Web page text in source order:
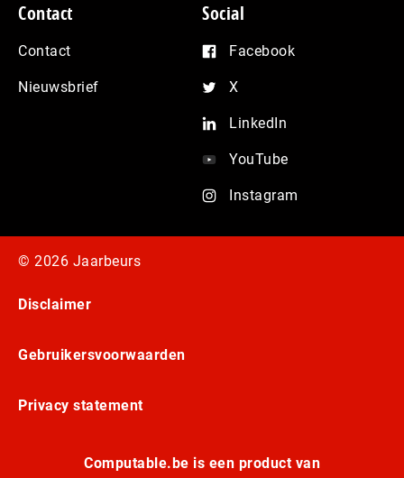
Contact
Contact
Nieuwsbrief
Social
Facebook
X
LinkedIn
YouTube
Instagram
© 2026 Jaarbeurs
Disclaimer
Gebruikersvoorwaarden
Privacy statement
Computable.be is een product van